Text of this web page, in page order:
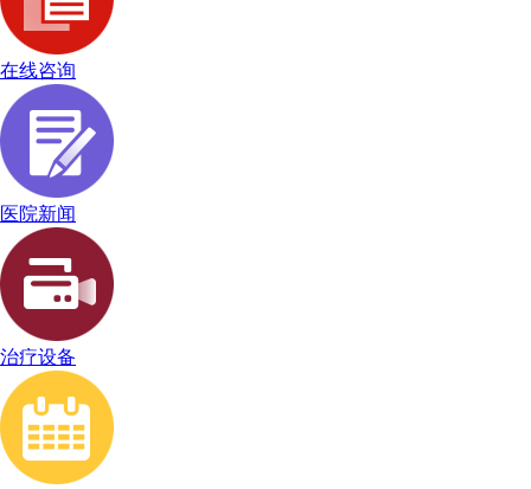
在线咨询
医院新闻
治疗设备